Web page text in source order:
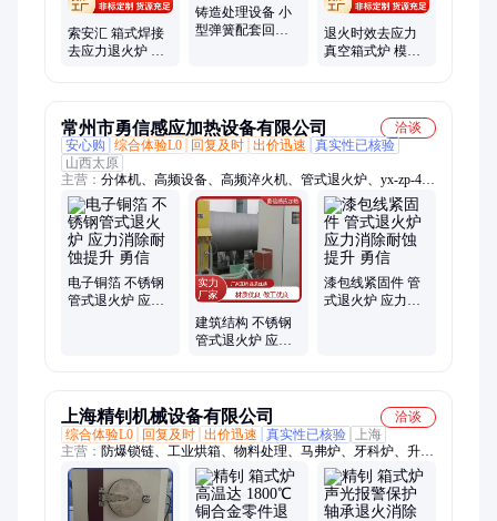
索安汇 箱式焊接
去应力退火炉 箱
铸造处理设备 小
型弹簧配套回退
退火时效去应力
真空箱式炉 模具
常州市勇信感应加热设备有限公司
洽谈
安心购
综合体验L0 回复及时 出价迅速
真实性已核验
山西太原
主营： 分体机、高频设备、高频淬火机、管式退火炉、yx-zp-45/
中频电源、yx-zp-300中频电源
电子铜箔 不锈钢
管式退火炉 应力
建筑结构 不锈钢
管式退火炉 应力
漆包线紧固件 管
式退火炉 应力消
上海精钊机械设备有限公司
洽谈
综合体验L0
回复及时 出价迅速 真实性已核验
上海
主营： 防爆锁链、工业烘箱、物料处理、马弗炉、牙科炉、升降
炉、台车炉、电阻炉、梯度炉、气氛炉、回转炉、管式炉、高温
电炉、工业电炉、陶瓷电炉、实验电炉、井式真空炉、真空加热
炉、智能控温、多层保温、显示仪表、耐火材料、精钊机械、加